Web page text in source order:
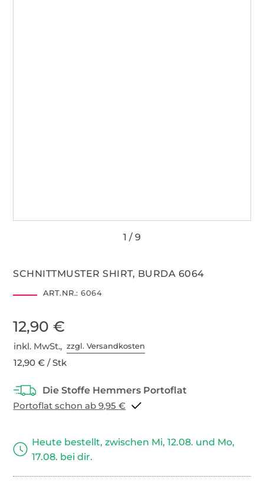
SCHNITTMUSTER SHIRT, BURDA 6064
ART.NR.: 6064
12,90 €
inkl. MwSt.,zzgl. Versandkosten
12,90 € / Stk
Portoflat schon ab 9,95 €
Heute bestellt, zwischen Mi, 12.08. und Mo,
17.08. bei dir.